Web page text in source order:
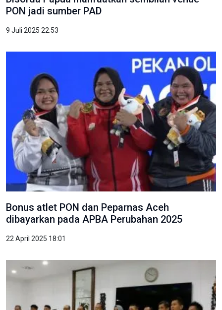
PON jadi sumber PAD
9 Juli 2025 22:53
Bonus atlet PON dan Peparnas Aceh
dibayarkan pada APBA Perubahan 2025
22 April 2025 18:01